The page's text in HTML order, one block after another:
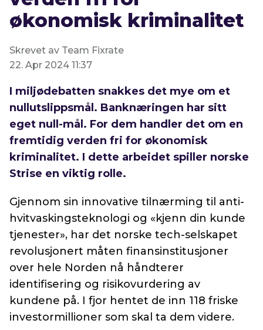
økonomisk kriminalitet
Skrevet av Team Fixrate
22. Apr 2024 11:37
I miljødebatten snakkes det mye om et
nullutslippsmål. Banknæringen har sitt
eget null-mål. For dem handler det om en
fremtidig verden fri for økonomisk
kriminalitet. I dette arbeidet spiller norske
Strise en viktig rolle.
Gjennom sin innovative tilnærming til anti-
hvitvaskingsteknologi og «kjenn din kunde
tjenester», har det norske tech-selskapet
revolusjonert måten finansinstitusjoner
over hele Norden nå håndterer
identifisering og risikovurdering av
kundene på. I fjor hentet de inn 118 friske
investormillioner som skal ta dem videre.